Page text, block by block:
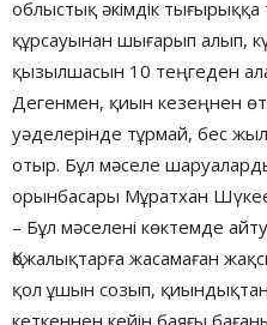
облыстық әкімдік
құрсауынан шығарып алып,
қызылшасын 10 теңгеден
Дегенмен, қиын кезеңнен
уәделерінде тұрмай, бес
отыр. Бұл мәселе
орынбасары Мұратхан
– Бұл мәселені көктемде
Қожалықтарға жасамаған
қол ұшын созып,
кеткеннен кейін баяғы